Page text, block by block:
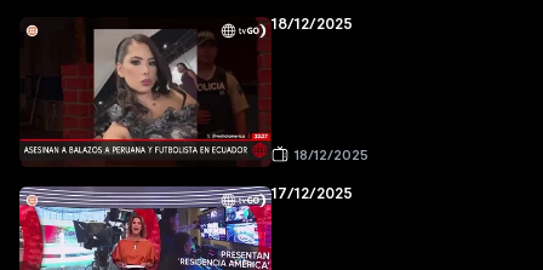
18/12/2025
18/12/2025
17/12/2025